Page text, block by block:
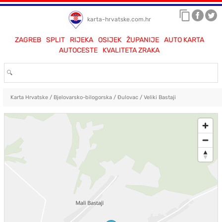
karta-hrvatske.com.hr
ZAGREB SPLIT RIJEKA OSIJEK ŽUPANIJE
AUTO KARTA
AUTOCESTE
KVALITETA ZRAKA
Karta Hrvatske/ Bjelovarsko-bilogorska/ Đulovac/ Veliki Bastaji